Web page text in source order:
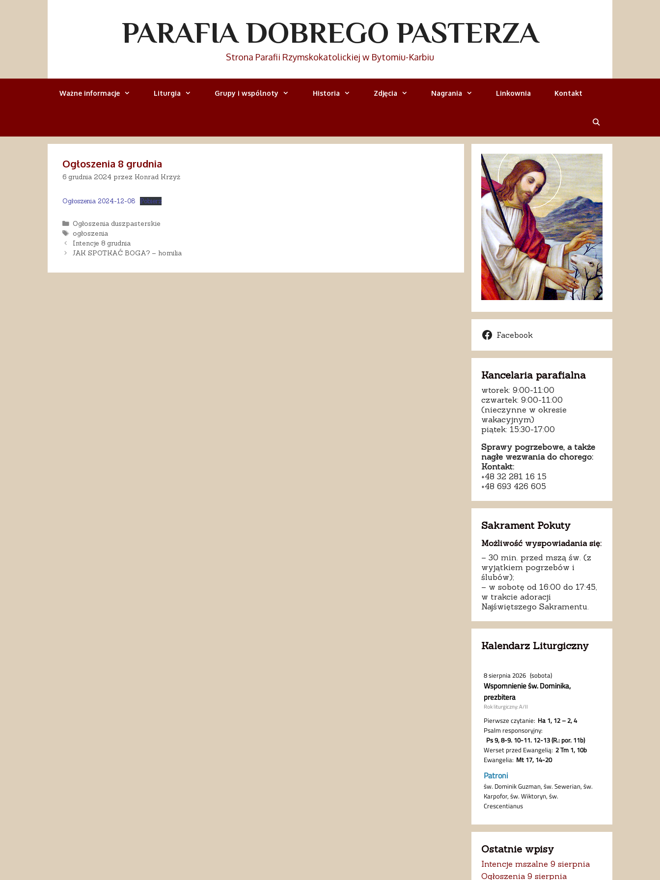
PARAFIA DOBREGO PASTERZA
Strona Parafii Rzymskokatolickiej w Bytomiu-Karbiu
Ważne informacje Liturgia Grupy i wspólnoty Historia Zdjęcia Nagrania Linkownia Kontakt
Ogłoszenia 8 grudnia
6 grudnia 2024 przez Konrad Krzyż
Ogłoszenia 2024-12-08 Pobierz
Kategorie
Ogłoszenia duszpasterskie
Tagi
ogłoszenia
Intencje 8 grudnia
JAK SPOTKAĆ BOGA? – homilia
Facebook
Kancelaria parafialna
wtorek: 9:00-11:00
czwartek: 9:00-11:00
(nieczynne w okresie
wakacyjnym)
piątek: 15:30-17:00
Sprawy pogrzebowe, a także
nagłe wezwania do chorego:
Kontakt:
+48 32 281 16 15
+48 693 426 605
Sakrament Pokuty
Możliwość wyspowiadania się:
– 30 min. przed mszą św. (z
wyjątkiem pogrzebów i
ślubów);
– w sobotę od 16:00 do 17:45,
w trakcie adoracji
Najświętszego Sakramentu.
Kalendarz Liturgiczny
Ostatnie wpisy
Intencje mszalne 9 sierpnia
Ogłoszenia 9 sierpnia